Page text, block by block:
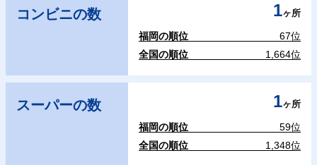
コンビニの数 1ヶ所
福岡の順位
67位
全国の順位
1,664位
スーパーの数 1ヶ所
福岡の順位
59位
全国の順位
1,348位